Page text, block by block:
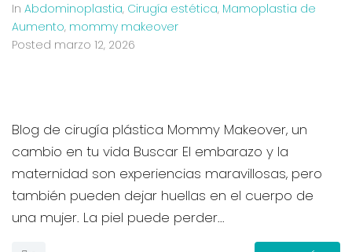
In Abdominoplastia, Cirugía estética, Mamoplastia de
Aumento, mommy makeover
Posted marzo 12, 2026
Blog de cirugía plástica Mommy Makeover, un
cambio en tu vida Buscar El embarazo y la
maternidad son experiencias maravillosas, pero
también pueden dejar huellas en el cuerpo de
una mujer. La piel puede perder...